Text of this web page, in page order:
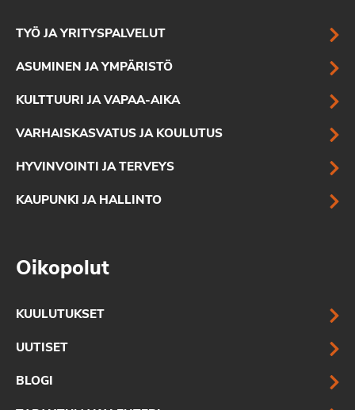
TYÖ JA YRITYSPALVELUT
ASUMINEN JA YMPÄRISTÖ
KULTTUURI JA VAPAA-AIKA
VARHAISKASVATUS JA KOULUTUS
HYVINVOINTI JA TERVEYS
KAUPUNKI JA HALLINTO
Oikopolut
KUULUTUKSET
UUTISET
BLOGI